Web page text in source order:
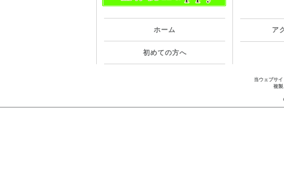
ホーム
初めての方へ
ア
当ウェブサ
複製